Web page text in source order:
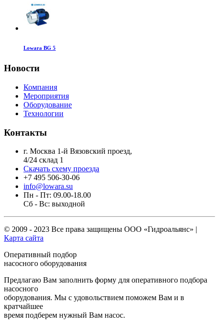
Lowara BG 5
Новости
Компания
Мероприятия
Оборудование
Технологии
Контакты
г. Москва 1-й Вязовский проезд,
4/24 склад 1
Скачать схему проезда
+7 495 506-30-06
info@lowara.su
Пн - Пт: 09.00-18.00
Сб - Вс: выходной
© 2009 - 2023 Все права защищены ООО «Гидроальянс» |
Карта сайта
Оперативный подбор
насосного оборудования
Предлагаю Вам заполнить форму для оперативного подбора
насосного
оборудования. Мы с удовольствием поможем Вам и в
кратчайшее
время подберем нужный Вам насос.